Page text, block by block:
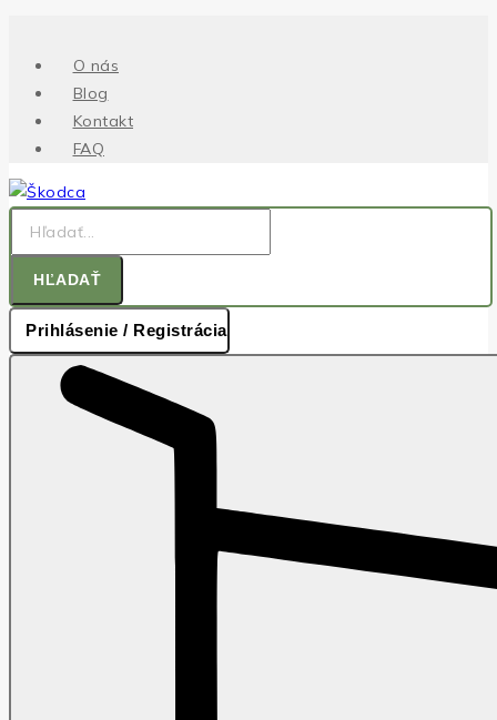
O nás
Blog
Kontakt
FAQ
HĽADAŤ
Prihlásenie / Registrácia